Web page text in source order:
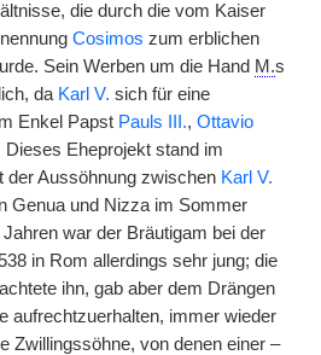
die durch die vom Kaiser
Cosimos zum erblichen
Sein Werben um die Hand M.s
da Karl V. sich für eine
Enkel Papst Pauls III., Ottavio
Dieses Eheprojekt stand im
der Aussöhnung zwischen Karl V.
Genua und Nizza im Sommer
war der Bräutigam bei der
in Rom allerdings sehr jung; die
ihn, gab aber dem Drängen
aufrechtzuerhalten, immer wieder
Zwillingssöhne, von denen einer –